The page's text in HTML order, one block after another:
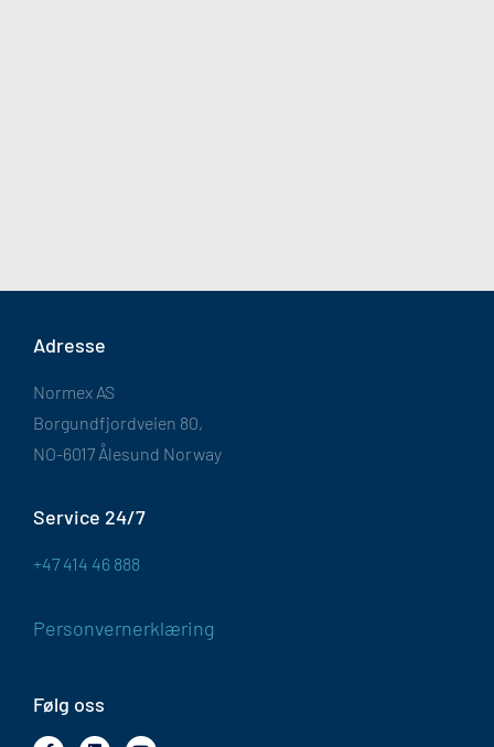
Adresse
Normex AS
Borgundfjordveien 80,
NO-6017 Ålesund Norway
Service 24/7
+47 414 46 888
Personvernerklæring
Følg oss